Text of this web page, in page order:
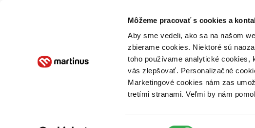
Môžeme pracovať s cookies a
Aby sme vedeli, ako sa na našom
zbierame cookies. Niektoré sú
toho používame analytické cookies,
vás zlepšovať. Personalizačné
Marketingové cookies nám zas
tretími stranami. Veľmi by nám
Poukážky Kontakt